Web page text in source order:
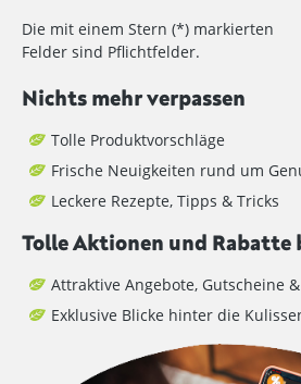
Die mit einem Stern (*) markierten
Felder sind Pflichtfelder.
Nichts mehr verpassen
Tolle Produktvorschläge
Frische Neuigkeiten rund um
Leckere Rezepte, Tipps & Tricks
Tolle Aktionen und Rabatte
Attraktive Angebote, Gutscheine
Exklusive Blicke hinter die